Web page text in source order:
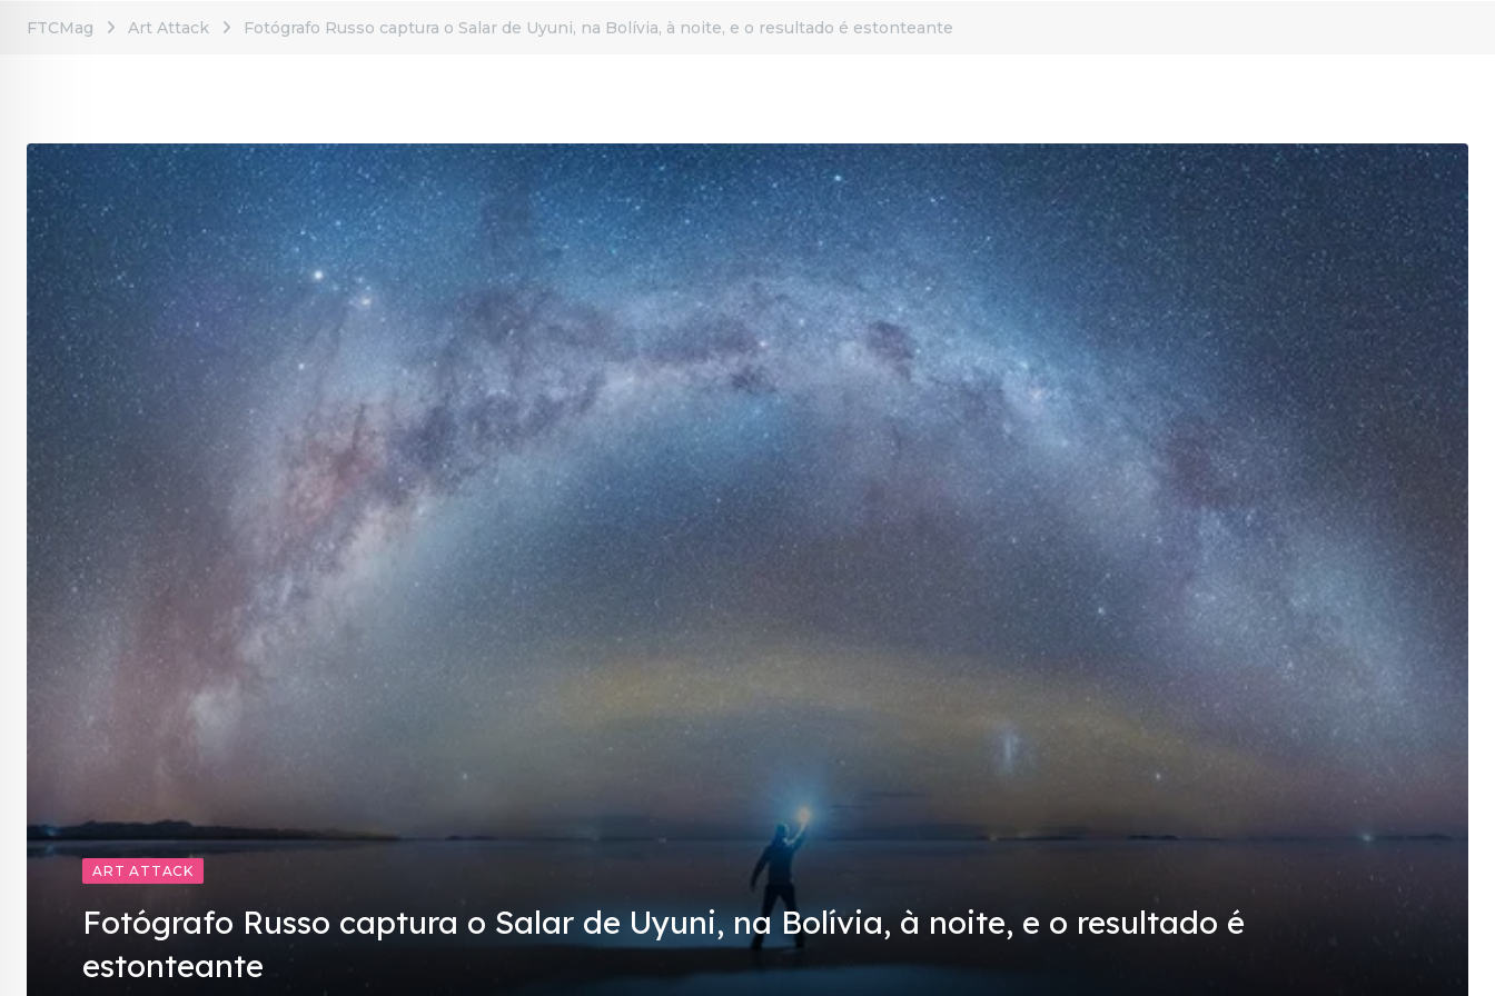
FTCMag Art Attack Fotógrafo Russo captura o Salar de Uyuni, na Bolívia, à noite, e o resultado é estonteante
ART ATTACK
Fotógrafo Russo captura o Salar de Uyuni, na Bolívia, à noite, e o resultado é
estonteante